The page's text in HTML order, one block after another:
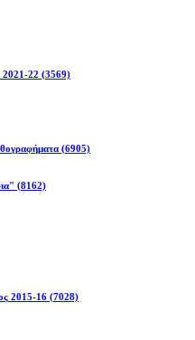
2021-22 (3569)
(6905)
(8162)
2015-16 (7028)